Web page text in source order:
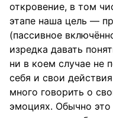
откровение, в том
этапе наша цель —
(пассивное
изредка давать
ни в коем случае не
себя и свои
много говорить о
эмоциях. Обычно это